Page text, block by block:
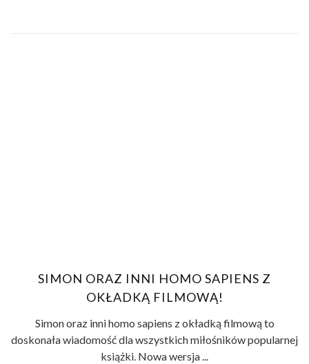
SIMON ORAZ INNI HOMO SAPIENS Z
OKŁADKĄ FILMOWĄ!
Simon oraz inni homo sapiens z okładką filmową to
doskonała wiadomość dla wszystkich miłośników popularnej
książki. Nowa wersja ...